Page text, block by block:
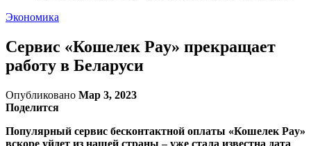
Экономика
Сервис «Кошелек Pay» прекращает
работу в Беларуси
Опубликовано Мар 3, 2023
Поделится
Популярный сервис бесконтактной оплаты «Кошелек Pay»
вскоре уйдет из нашей страны – уже стала известна дата